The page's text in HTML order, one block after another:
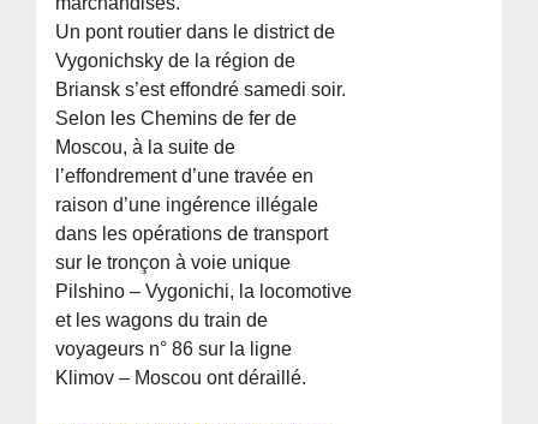
Un pont routier dans le district de
Vygonichsky de la région de
Briansk s’est effondré samedi soir.
Selon les Chemins de fer de
Moscou, à la suite de
l’effondrement d’une travée en
raison d’une ingérence illégale
dans les opérations de transport
sur le tronçon à voie unique
Pilshino – Vygonichi, la locomotive
et les wagons du train de
voyageurs n° 86 sur la ligne
Klimov – Moscou ont déraillé.